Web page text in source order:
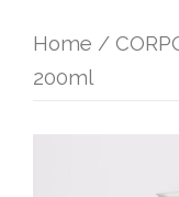
Home /
200ml